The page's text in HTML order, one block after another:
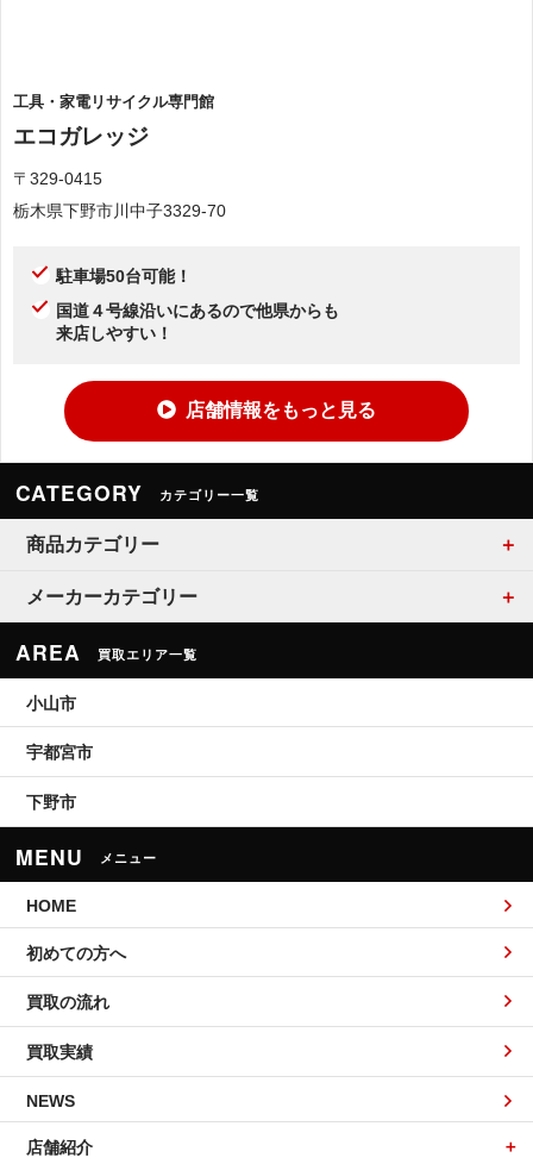
工具・家電リサイクル専門館
エコガレッジ
〒329-0415
栃木県下野市川中子3329-70
駐車場50台可能！
国道４号線沿いにあるので他県からも
来店しやすい！
店舗情報をもっと見る
CATEGORY カテゴリー一覧
商品カテゴリー
メーカーカテゴリー
AREA 買取エリア一覧
小山市
宇都宮市
下野市
MENU メニュー
HOME
初めての方へ
買取の流れ
買取実績
NEWS
店舗紹介